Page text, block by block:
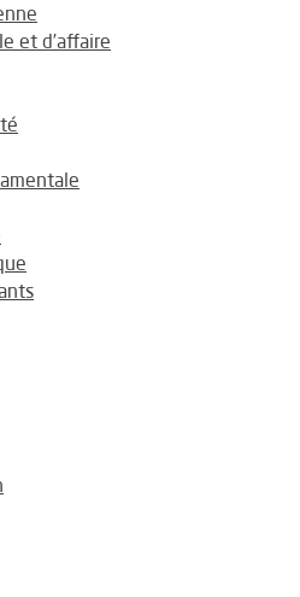
et d’affaire